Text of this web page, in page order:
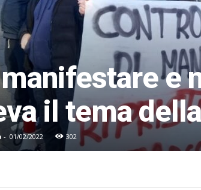
e
il tema
- 01/02/2022 302